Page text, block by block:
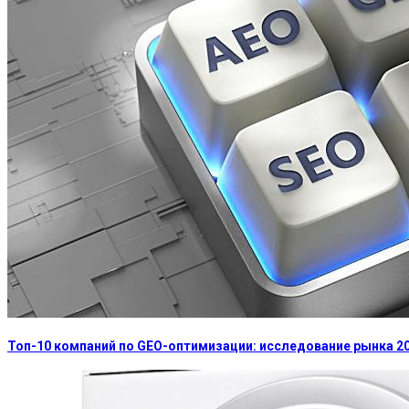
Топ-10 компаний по GEO-оптимизации: исследование рынка